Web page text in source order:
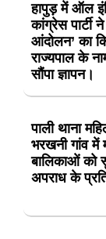
हापुड़ में ऑल
कांग्रेस पार्टी ने
आंदोलन’ का
राज्यपाल के
सौंपा ज्ञापन।
पाली थाना
भरखनी गांव
बालिकाओं को
अपराध के